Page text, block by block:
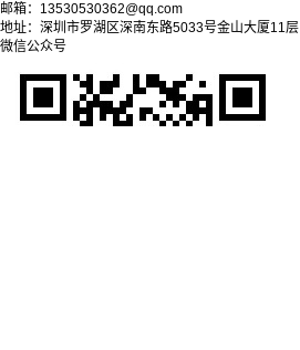
邮箱：13530530362@qq.com
地址：深圳市罗湖区深南东路5033号金山大厦11层
微信公众号